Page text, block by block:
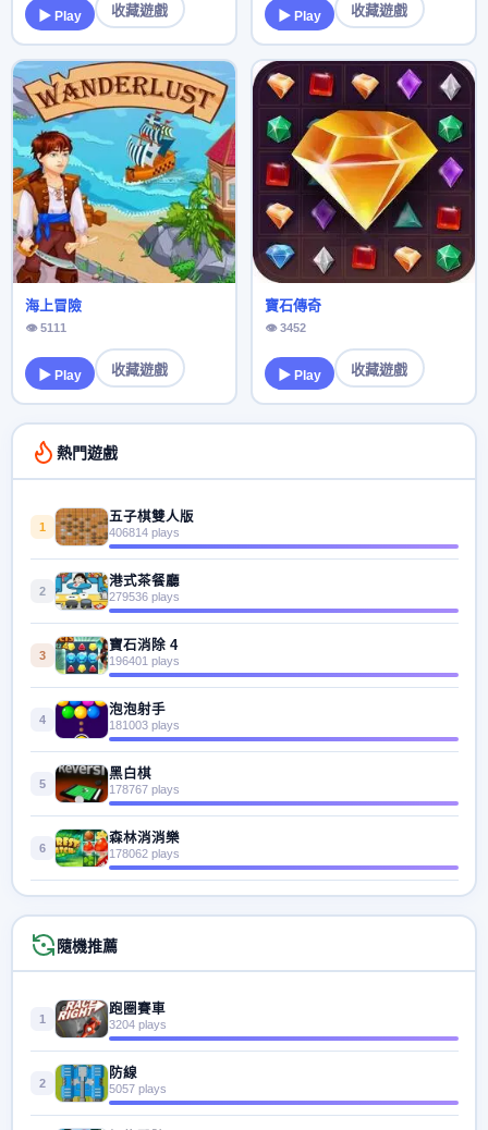
▶ Play 收藏遊戲 ▶ Play 收藏遊戲
海上冒險
👁 5111
▶ Play 收藏遊戲
寶石傳奇
👁 3452
▶ Play 收藏遊戲
熱門遊戲
1
五子棋雙人版
406814 plays
2
港式茶餐廳
279536 plays
3
寶石消除 4
196401 plays
4
泡泡射手
181003 plays
5
黑白棋
178767 plays
6
森林消消樂
178062 plays
隨機推薦
1
跑圈賽車
3204 plays
2
防線
5057 plays